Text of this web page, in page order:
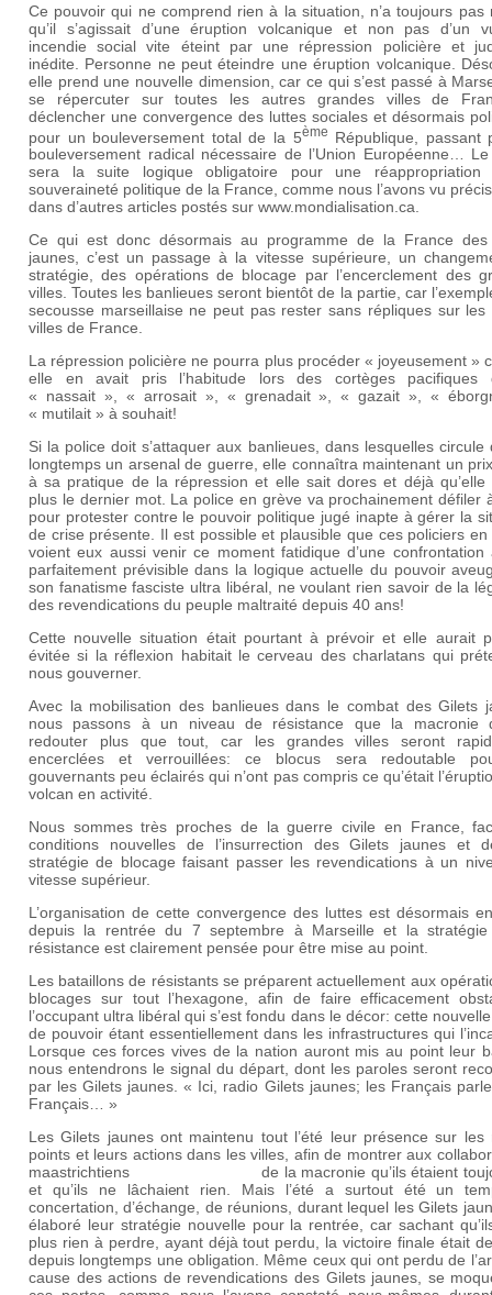
Ce pouvoir qui ne comprend rien à la situation, n’a toujours pas
qu’il s’agissait d’une éruption volcanique et non pas d’un
incendie social vite éteint par une répression policière et
inédite. Personne ne peut éteindre une éruption volcanique.
elle prend une nouvelle dimension, car ce qui s’est passé à
se répercuter sur toutes les autres grandes villes de
déclencher une convergence des luttes sociales et désormais
pour un bouleversement total de la 5ème
République, passant
bouleversement radical nécessaire de l’Union Européenne…
sera la suite logique obligatoire pour une
souveraineté politique de la France, comme nous l’avons vu
dans d’autres articles postés sur www.mondialisation.ca.
Ce qui est donc désormais au programme de la France des
jaunes, c’est un passage à la vitesse supérieure, un
stratégie, des opérations de blocage par l’encerclement des
villes. Toutes les banlieues seront bientôt de la partie, car
secousse marseillaise ne peut pas rester sans répliques sur les
villes de France.
La répression policière ne pourra plus procéder « joyeusement »
elle en avait pris l’habitude lors des cortèges pacifiques
« nassait », « arrosait », « grenadait », « gazait », «
« mutilait » à souhait!
Si la police doit s’attaquer aux banlieues, dans lesquelles circule
longtemps un arsenal de guerre, elle connaîtra maintenant un
à sa pratique de la répression et elle sait dores et déjà qu’elle
plus le dernier mot. La police en grève va prochainement défiler
pour protester contre le pouvoir politique jugé inapte à gérer la
de crise présente. Il est possible et plausible que ces policiers en
voient eux aussi venir ce moment fatidique d’une confrontation
parfaitement prévisible dans la logique actuelle du pouvoir
son fanatisme fasciste ultra libéral, ne voulant rien savoir de la
des revendications du peuple maltraité depuis 40 ans!
Cette nouvelle situation était pourtant à prévoir et elle aurait
évitée si la réflexion habitait le cerveau des charlatans qui
nous gouverner.
Avec la mobilisation des banlieues dans le combat des Gilets
nous passons à un niveau de résistance que la macronie
redouter plus que tout, car les grandes villes seront
encerclées et verrouillées: ce blocus sera redoutable
gouvernants peu éclairés qui n’ont pas compris ce qu’était
volcan en activité.
Nous sommes très proches de la guerre civile en France,
conditions nouvelles de l’insurrection des Gilets jaunes et
stratégie de blocage faisant passer les revendications à un
vitesse supérieur.
L’organisation de cette convergence des luttes est désormais
depuis la rentrée du 7 septembre à Marseille et la
résistance est clairement pensée pour être mise au point.
Les bataillons de résistants se préparent actuellement aux
blocages sur tout l’hexagone, afin de faire efficacement
l’occupant ultra libéral qui s’est fondu dans le décor: cette
de pouvoir étant essentiellement dans les infrastructures qui
Lorsque ces forces vives de la nation auront mis au point leur
nous entendrons le signal du départ, dont les paroles seront
par les Gilets jaunes. « Ici, radio Gilets jaunes; les Français
Français… »
Les Gilets jaunes ont maintenu tout l’été leur présence sur les
points et leurs actions dans les villes, afin de montrer aux
maastrichtiens
de la macronie qu’ils étaient
et qu’ils ne lâchaient rien. Mais l’été a surtout été un
concertation, d’échange, de réunions, durant lequel les Gilets
élaboré leur stratégie nouvelle pour la rentrée, car sachant
plus rien à perdre, ayant déjà tout perdu, la victoire finale était
depuis longtemps une obligation. Même ceux qui ont perdu de
cause des actions de revendications des Gilets jaunes, se